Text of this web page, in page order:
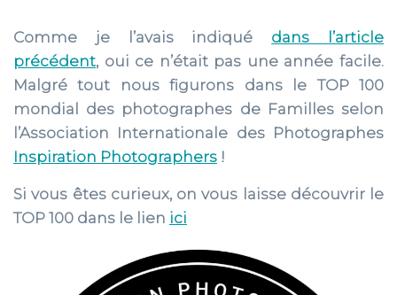
Comme je l’avais indiqué dans l’article
précédent, oui ce n’était pas une année facile.
Malgré tout nous figurons dans le TOP 100
mondial des photographes de Familles selon
l’Association Internationale des Photographes
Inspiration Photographers !
Si vous êtes curieux, on vous laisse découvrir le
TOP 100 dans le lien ici